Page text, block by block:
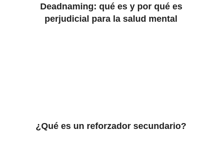
Deadnaming: qué es y por qué es
perjudicial para la salud mental
¿Qué es un reforzador secundario?